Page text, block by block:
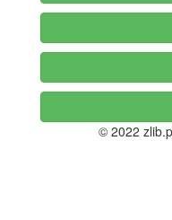
© 2022